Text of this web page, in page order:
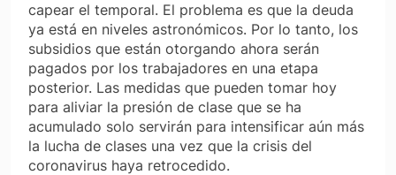
capear el temporal. El problema es que la deuda
ya está en niveles astronómicos. Por lo tanto, los
subsidios que están otorgando ahora serán
pagados por los trabajadores en una etapa
posterior. Las medidas que pueden tomar hoy
para aliviar la presión de clase que se ha
acumulado solo servirán para intensificar aún más
la lucha de clases una vez que la crisis del
coronavirus haya retrocedido.